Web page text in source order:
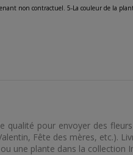
non contractuel. 5-La couleur de la
pour envoyer des
Fête des mères, etc.).
une plante dans la collection